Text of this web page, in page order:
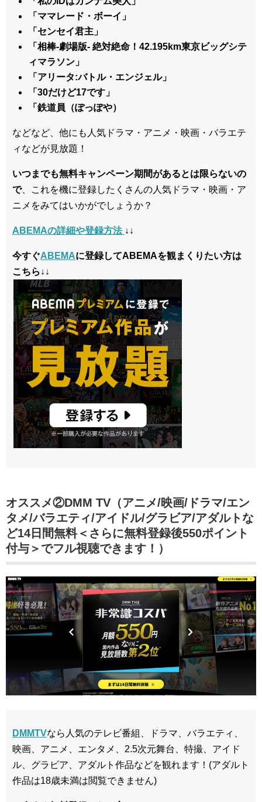
「ママレード・ボーイ」
「センセイ君主」
「相棒-劇場版- 絶対絶命！42.195km東京ビッグシテ
ィマラソン」
「アリータ:バトル・エンジェル」
「30だけど17です」
「鉄道員（ぽっぽや）
などなど、他にも人気ドラマ・アニメ・映画・バラエテ
ィなどが見放題！
いつまでも無料キャンペーン期間があるとは限らないの
で、これを機に登録したくさんの人気ドラマ・映画・ア
ニメをみてはいかがでしょうか？
ABEMAの詳細や登録方法 ↓↓
今すぐABEMAに登録してABEMAを観まくりたい方は
こちら↓↓
オススメ②DMM TV（アニメ/映画/ドラマ/エン
タメ/バラエティ/アイドル/グラビア/アダルトな
ど14日間無料＜さらに無料登録後550ポイント
付与＞でフル視聴できます！）
DMMTVなら人気のテレビ番組、ドラマ、バラエティ、
映画、アニメ、エンタメ、2.5次元舞台、特撮、アイド
ル、グラビア、アダルト作品などを観れます！(アダルト
作品は18歳未満は閲覧できません)